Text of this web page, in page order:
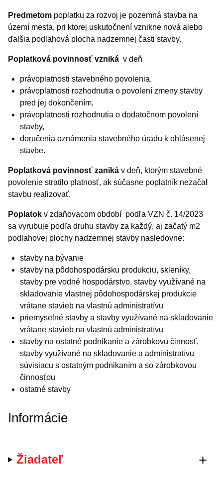
Predmetom poplatku za rozvoj je pozemná stavba na
území mesta, pri ktorej uskutočnení vznikne nová alebo
ďalšia podlahová plocha nadzemnej časti stavby.
Poplatková povinnosť vzniká v deň
právoplatnosti stavebného povolenia,
právoplatnosti rozhodnutia o povolení zmeny stavby
pred jej dokončením,
právoplatnosti rozhodnutia o dodatočnom povolení
stavby,
doručenia oznámenia stavebného úradu k ohlásenej
stavbe.
Poplatková povinnosť zaniká v deň, ktorým stavebné
povolenie stratilo platnosť, ak súčasne poplatník nezačal
stavbu realizovať.
Poplatok v zdaňovacom období podľa VZN č. 14/2023
sa vyrubuje podľa druhu stavby za každý, aj začatý m2
podlahovej plochy nadzemnej stavby nasledovne:
stavby na bývanie
stavby na pôdohospodársku produkciu, skleníky,
stavby pre vodné hospodárstvo, stavby využívané na
skladovanie vlastnej pôdohospodárskej produkcie
vrátane stavieb na vlastnú administratívu
priemyselné stavby a stavby využívané na skladovanie
vrátane stavieb na vlastnú administratívu
stavby na ostatné podnikanie a zárobkovú činnosť,
stavby využívané na skladovanie a administratívu
súvisiacu s ostatným podnikaním a so zárobkovou
činnosťou
ostatné stavby
Informácie
Žiadateľ